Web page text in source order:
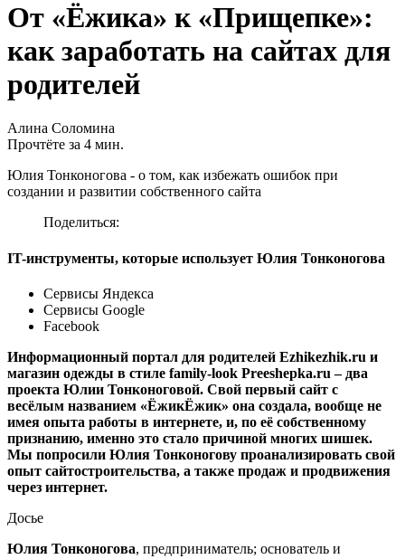
От «Ёжика» к «Прищепке»:
как заработать на сайтах для
родителей
Алина Соломина
Прочтёте за 4 мин.
Юлия Тонконогова - о том, как избежать ошибок при
создании и развитии собственного сайта
Поделиться:
IT-инструменты, которые использует Юлия Тонконогова
Сервисы Яндекса
Сервисы Google
Facebook
Информационный портал для родителей Еzhikezhik.ru и
магазин одежды в стиле family-look Preeshepka.ru – два
проекта Юлии Тонконоговой. Свой первый сайт с
весёлым названием «ЁжикЁжик» она создала, вообще не
имея опыта работы в интернете, и, по её собственному
признанию, именно это стало причиной многих шишек.
Мы попросили Юлия Тонконогову проанализировать свой
опыт сайтостроительства, а также продаж и продвижения
через интернет.
Досье
Юлия Тонконогова, предприниматель; основатель и